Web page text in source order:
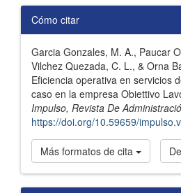
Detalles
del
artículo
Cómo citar
Garcia Gonzales, M. A., Paucar
Vilchez Quezada, C. L., & Orna
Eficiencia operativa en servicios
caso en la empresa Obiettivo
Impulso, Revista De
https://doi.org/10.59659/
Más formatos de cita